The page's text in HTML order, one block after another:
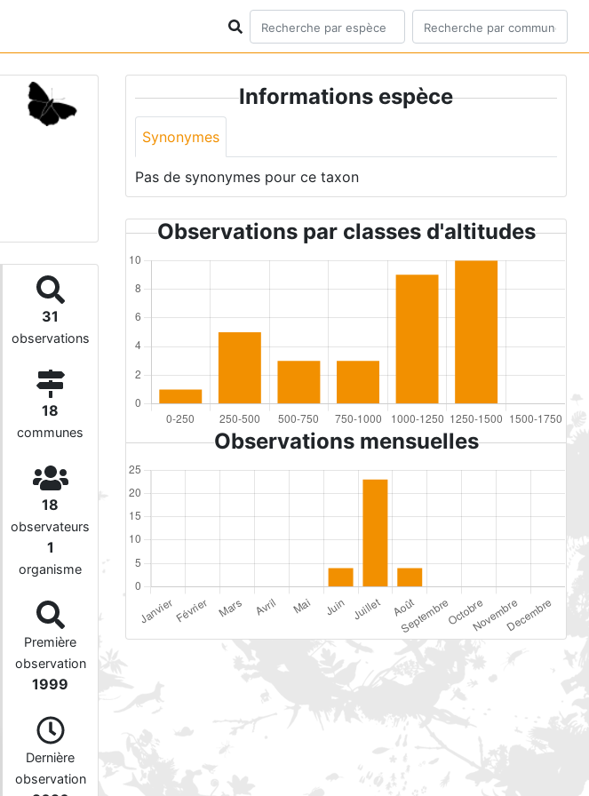
31
observations
18
communes
18
observateurs
1
organisme
Première
observation
1999
Dernière
observation
Informations espèce
Synonymes
Pas de synonymes pour ce taxon
Observations par classes d'altitudes
Observations mensuelles